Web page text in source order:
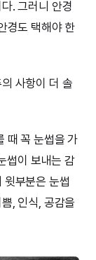
. 그러니 안경
경도 택해야 한
사항이 더 솔
때 꼭 눈썹을 가
썹이 보내는 감
윗부분은 눈썹
, 인식, 공감을